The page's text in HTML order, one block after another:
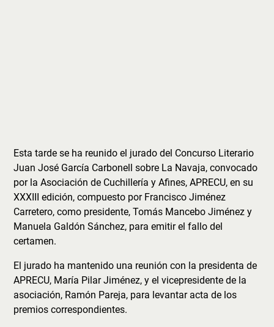
Esta tarde se ha reunido el jurado del Concurso Literario
Juan José García Carbonell sobre La Navaja, convocado
por la Asociación de Cuchillería y Afines, APRECU, en su
XXXIII edición, compuesto por Francisco Jiménez
Carretero, como presidente, Tomás Mancebo Jiménez y
Manuela Galdón Sánchez, para emitir el fallo del
certamen.
El jurado ha mantenido una reunión con la presidenta de
APRECU, María Pilar Jiménez, y el vicepresidente de la
asociación, Ramón Pareja, para levantar acta de los
premios correspondientes.